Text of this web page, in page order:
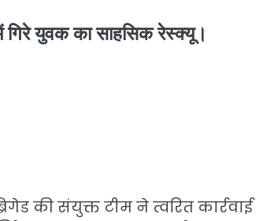
युवक का साहसिक रेस्क्यू।
की संयुक्त टीम ने त्वरित